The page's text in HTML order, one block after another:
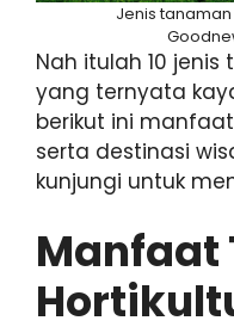
Jenis
Nah itulah 10
yang ternyata
berikut ini
serta destinasi
kunjungi untuk
Manfaat